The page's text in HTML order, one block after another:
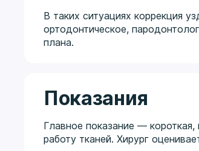
В таких ситуациях коррекция
ортодонтическое,
плана.
Показания
Главное показание —
работу тканей. Хирург